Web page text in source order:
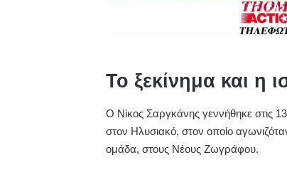
Το ξεκίνημα και η
Ο Νίκος Σαργκάνης γεννήθηκε στις
στον Ηλυσιακό, στον οποίο
ομάδα, στους Νέους Ζωγράφου.